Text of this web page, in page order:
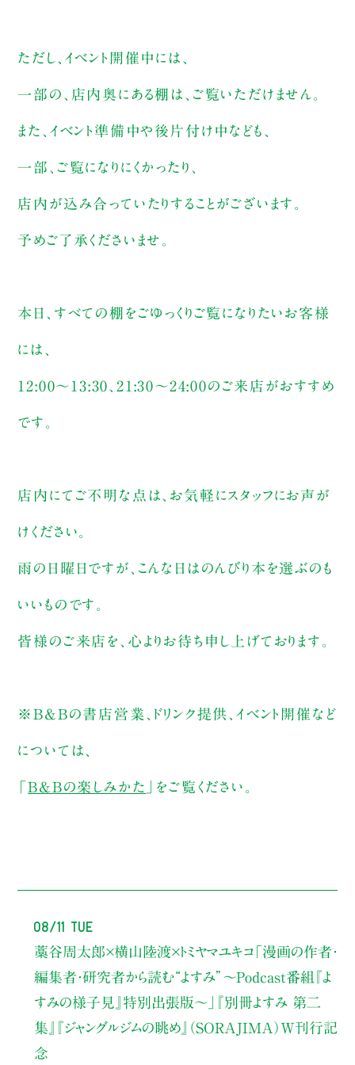
ただし、イベント開催中には、
一部の、店内奥にある棚は、ご覧いただけません。
また、イベント準備中や後片付け中なども、
一部、ご覧になりにくかったり、
店内が込み合っていたりすることがございます。
予めご了承くださいませ。
本日、すべての棚をごゆっくりご覧になりたいお客様
には、
12:00～13:30、21:30～24:00のご来店がおすすめ
です。
店内にてご不明な点は、お気軽にスタッフにお声が
けください。
雨の日曜日ですが、こんな日はのんびり本を選ぶのも
いいものです。
皆様のご来店を、心よりお待ち申し上げております。
※B&Bの書店営業、ドリンク提供、イベント開催など
については、
「B&Bの楽しみかた 」をご覧ください。
08/11 Tue
藁谷周太郎×横山陸渡×トミヤマユキコ「漫画の作者・
編集者・研究者から読む“よすみ” 〜Podcast番組『よ
すみの様子見』特別出張版〜」
『別冊よすみ 第二
集』『ジャングルジムの眺め』（SORAJIMA）W刊行記
念